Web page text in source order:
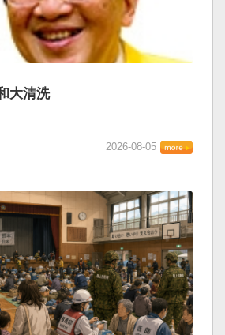
大清洗
2026-08-05